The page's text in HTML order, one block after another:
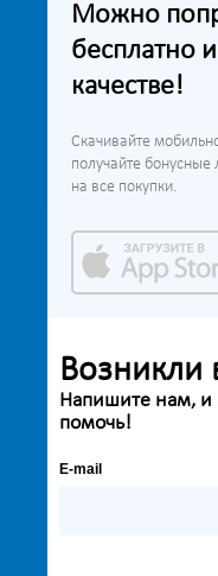
Можно
бесплатно
качестве!
Скачивайте
получайте
на все покупки.
Возникли
Напишите нам, и
помочь!
E-mail